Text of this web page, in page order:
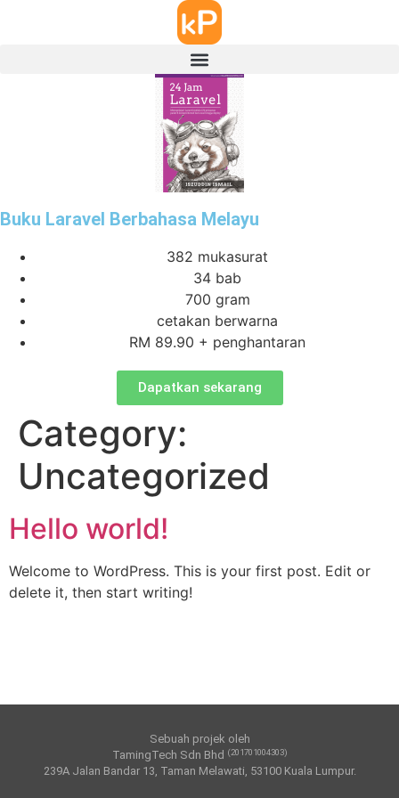
Buku Laravel Berbahasa Melayu
382 mukasurat
34 bab
700 gram
cetakan berwarna
RM 89.90 + penghantaran
Dapatkan sekarang
Category:
Uncategorized
Hello world!
Welcome to WordPress. This is your first post. Edit or
delete it, then start writing!
Sebuah projek oleh
TamingTech Sdn Bhd (201701004303)
239A Jalan Bandar 13, Taman Melawati, 53100 Kuala Lumpur.